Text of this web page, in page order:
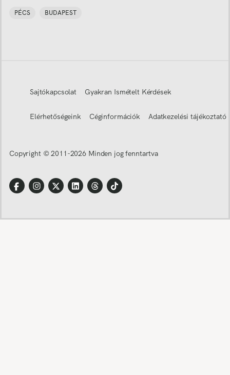
PÉCS BUDAPEST
Sajtókapcsolat Gyakran Ismételt Kérdések
Elérhetőségeink Céginformációk Adatkezelési tájékoztató
Copyright © 2011-2026 Minden jog fenntartva